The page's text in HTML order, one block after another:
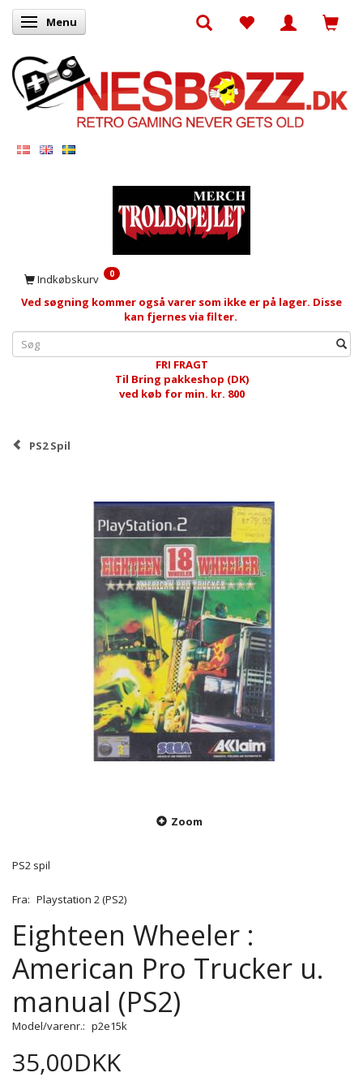
Skifte navigation
Menu
Indkøbskurv 0
Ved søgning kommer også varer som ikke er på lager. Disse
kan fjernes via filter.
FRI FRAGT
Til Bring pakkeshop (DK)
ved køb for min. kr. 800
PS2 Spil
Zoom
PS2 spil
Fra: Playstation 2 (PS2)
Eighteen Wheeler :
American Pro Trucker u.
manual (PS2)
Model/varenr.: p2e15k
35,00DKK